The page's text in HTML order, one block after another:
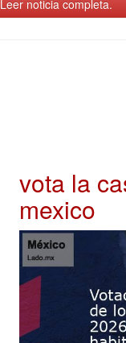
Leer noticia completa.
vota la
mexico